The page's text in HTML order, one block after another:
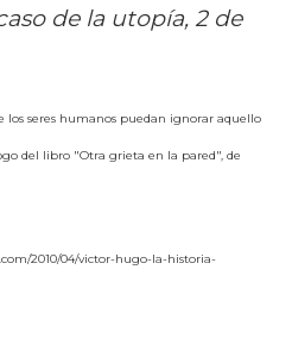
de la utopía, 2 de
los seres humanos puedan ignorar aquello
del libro "Otra grieta en la pared", de
2010/04/victor-hugo-la-historia-